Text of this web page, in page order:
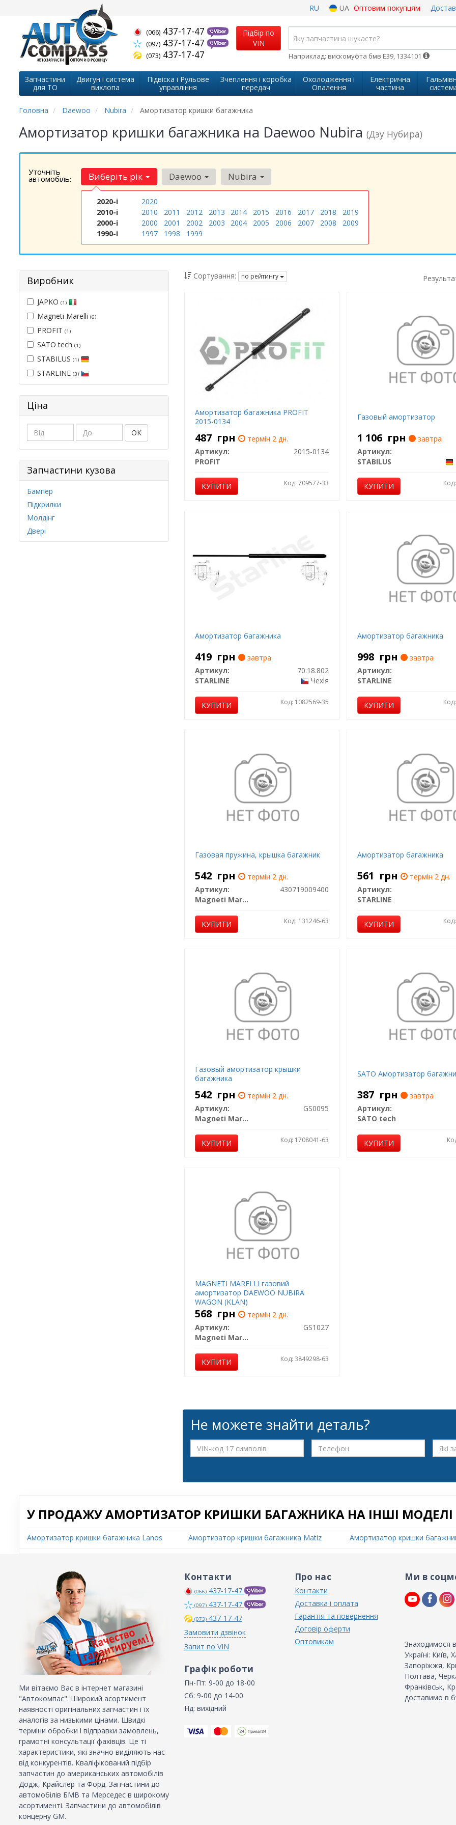
RU UA Оптовим покупцям
(066) 437-17-47
(097) 437-17-47
(073) 437-17-47
Підбір по
VIN
Наприклад: вискомуфта бмв Е39, 1334101
Запчастини
для ТО
Двигун і система
вихлопа
Підвіска і Рульове
управління
Зчеплення і коробка
передач
Охолодження і
Опалення
Електрична
частина
Головна Daewoo Nubira Амортизатор кришки багажника
Амортизатор кришки багажника на Daewoo Nubira (Дэу Нубира)
Уточніть
автомобіль: Виберіть рік
2020-і
2020
2010-і
2010 2011 2012 2013 2014 2015 2016 2017 2018
2019
2000-і
2000 2001 2002 2003 2004 2005 2006 2007 2008
2009
1990-і
1997 1998 1999
Daewoo Nubira
Виробник
JAPKO (1)
Magneti Marelli (6)
PROFIT (1)
SATO tech (1)
STABILUS (1)
STARLINE (3)
Ціна
ОК
Запчастини кузова
Бампер
Підкрилки
Молдінг
Двері
Сортування: по рейтингу
Амортизатор багажника PROFIT
2015-0134
487 грн
термін 2 дн.
Артикул:
2015-0134
PROFIT
КУПИТИ Код: 709577-33
Газовый амортизатор
1 106 грн
завтра
Артикул:
STABILUS
КУПИТИ
Амортизатор багажника
419 грн
завтра
Артикул:
70.18.802
STARLINE
Чехія
КУПИТИ Код: 1082569-35
Амортизатор багажника
998 грн
завтра
Артикул:
STARLINE
КУПИТИ
Газовая пружина, крышка багажник
542 грн
термін 2 дн.
Артикул:
430719009400
Magneti Marelli
КУПИТИ Код: 131246-63
Амортизатор багажника
561 грн
термін 2 дн.
Артикул:
STARLINE
КУПИТИ
Газовый амортизатор крышки
багажника
542 грн
термін 2 дн.
Артикул:
GS0095
Magneti Marelli
КУПИТИ Код: 1708041-63
SATO Амортизатор
387 грн
завтра
Артикул:
SATO tech
КУПИТИ
MAGNETI MARELLI газовий
амортизатор DAEWOO NUBIRA
WAGON (KLAN)
568 грн
термін 2 дн.
Артикул:
GS1027
Magneti Marelli
КУПИТИ Код: 3849298-63
Не можете знайти деталь?
У ПРОДАЖУ АМОРТИЗАТОР КРИШКИ БАГАЖНИКА НА ІНШІ МОДЕЛІ
Амортизатор кришки багажника Lanos Амортизатор кришки багажника Matiz Амортизатор кришки
Ми вітаємо Вас в інтернет магазині
"Автокомпас". Широкий асортимент
наявності оригінальних запчастин і їх
аналогів за низькими цінами. Швидкі
терміни обробки і відправки замовлень,
грамотні консультації фахівців. Це ті
характеристики, які значно виділяють нас
від конкурентів. Кваліфікований підбір
запчастин до американських автомобілів
Додж, Крайслер та Форд. Запчастини до
автомобілів БМВ та Мерседес в широкому
асортименті. Запчастини до автомобілів
концерну GM.
Контакти
(066) 437-17-47
(097) 437-17-47
(073) 437-17-47
Замовити дзвінок
Запит по VIN
Графік роботи
Пн-Пт: 9-00 до 18-00
Сб: 9-00 до 14-00
Нд: вихідний
Про нас
Контакти
Доставка і оплата
Гарантія та повернення
Договір оферти
Оптовикам
Ми в
Знаходимося
Україні: Київ,
Запоріжжя,
Полтава,
Франківськ,
доставимо в